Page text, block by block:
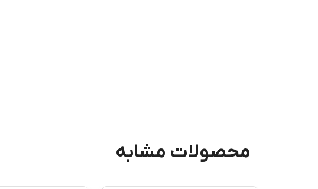
محصولات مشابه